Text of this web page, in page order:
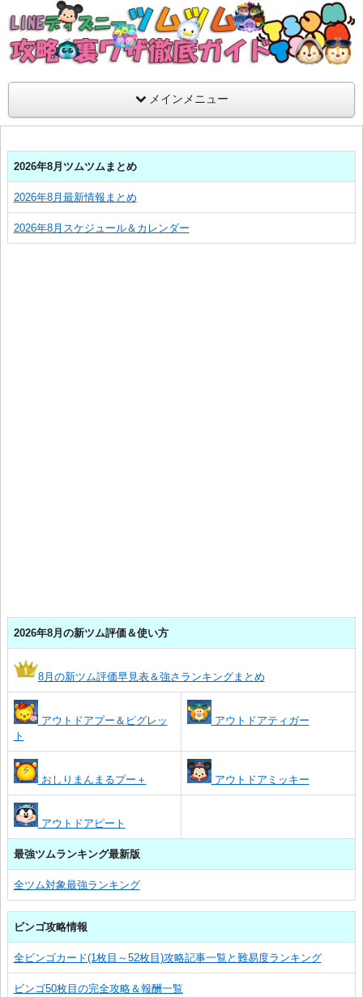
LINEディズニー ツムツム攻略・裏ワザ徹底
支持率No1！痒いところに手が届くツムツム攻略サイト！新ツ
ラ評価も丁寧に解説！ツムツムを120％楽しめるサイトを目指し
メインメニュー
2026年8月ツムツムまとめ
2026年8月最新情報まとめ
2026年8月スケジュール＆カレンダー
2026年8月の新ツム評価＆使い方
8月の新ツム評価早見表＆強さランキングまとめ
アウトドアプー＆ピグレッ
ト
アウトドアティガー
おしりまんまるプー＋ アウトドアミッキー
アウトドアピート
最強ツムランキング最新版
全ツム対象最強ランキング
ビンゴ攻略情報
全ビンゴカード(1枚目～52枚目)攻略記事一覧と難易度ランキング
ビンゴ50枚目の完全攻略＆報酬一覧